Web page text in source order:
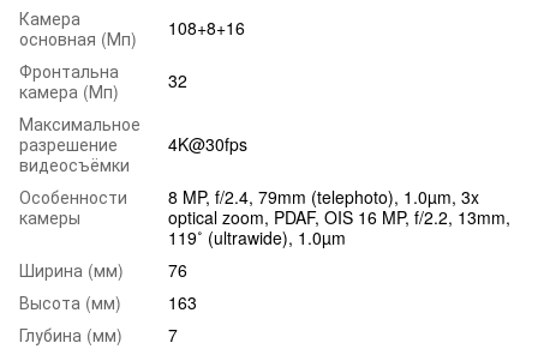
Камера
основная (Мп)
108+8+16
Фронтальна
камера (Мп)
32
Максимальное
разрешение
видеосъёмки
4K@30fps
Особенности
камеры
8 MP, f/2.4, 79mm (telephoto), 1.0µm, 3x
optical zoom, PDAF, OIS 16 MP, f/2.2, 13mm,
119˚ (ultrawide), 1.0µm
Ширина (мм)
76
Высота (мм)
163
Глубина (мм)
7